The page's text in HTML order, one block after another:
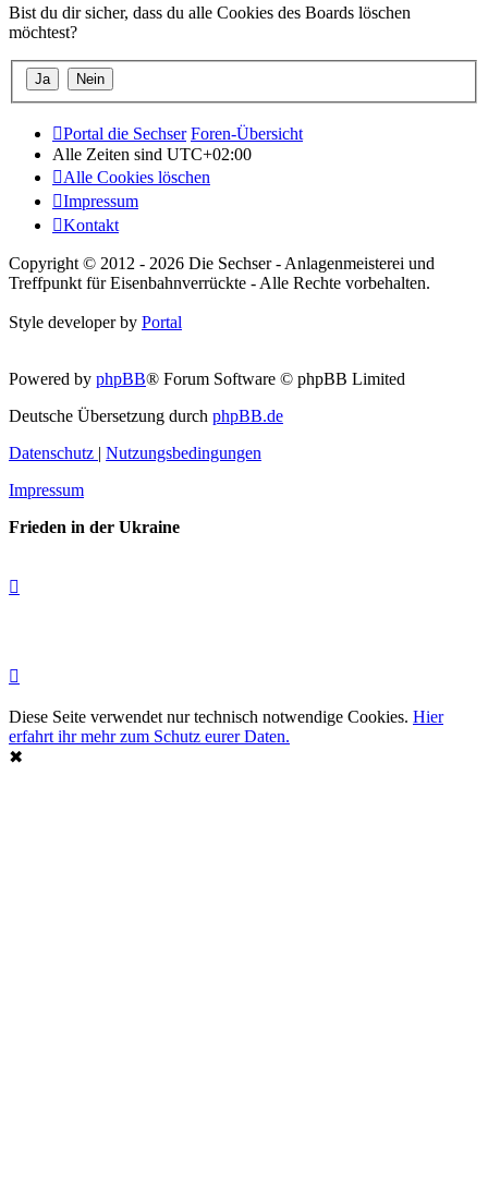
Bist du dir sicher, dass du alle Cookies des Boards löschen
möchtest?
Portal die Sechser Foren-Übersicht
Alle Zeiten sind UTC+02:00
Alle Cookies löschen
Impressum
Kontakt
Copyright © 2012 - 2026 Die Sechser - Anlagenmeisterei und
Treffpunkt für Eisenbahnverrückte - Alle Rechte vorbehalten.
Style developer by Portal
Powered by phpBB® Forum Software © phpBB Limited
Deutsche Übersetzung durch phpBB.de
Datenschutz | Nutzungsbedingungen
Impressum
Frieden in der Ukraine
Diese Seite verwendet nur technisch notwendige Cookies. Hier
erfahrt ihr mehr zum Schutz eurer Daten.
✖